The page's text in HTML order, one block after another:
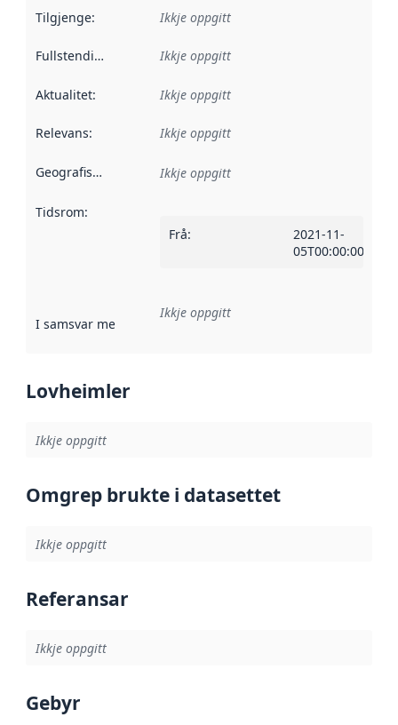
Tilgjenge: Ikkje oppgitt
Fullstendigheit Ikkje oppgitt
Aktualitet: Ikkje oppgitt
Relevans: Ikkje oppgitt
Geografisk område Ikkje oppgitt
Tidsrom:
Frå:
2021-11-
05T00:00:00Z
I samsvar med Referanse til ei implementeringsregel eller
Ikkje oppgitt
Lovheimler
Ikkje oppgitt
Omgrep brukte i datasettet
Ikkje oppgitt
Referansar
Ikkje oppgitt
Gebyr